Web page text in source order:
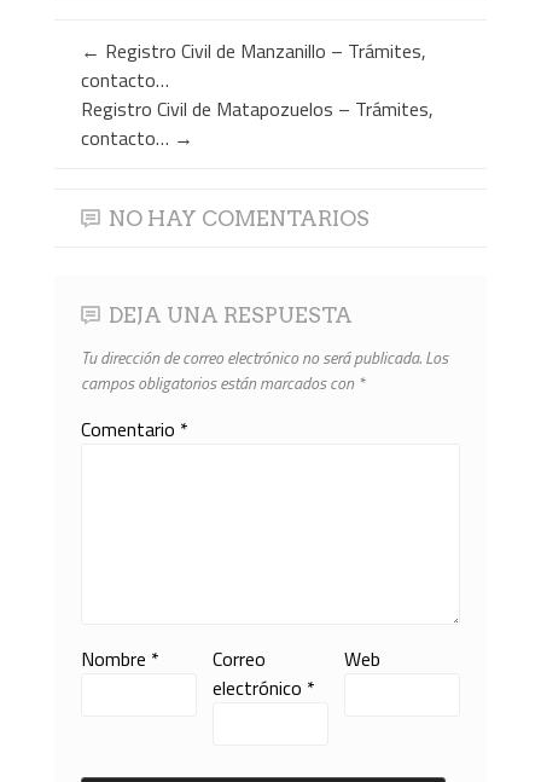
← Registro Civil de Manzanillo – Trámites,
contacto…
Registro Civil de Matapozuelos – Trámites,
contacto… →
NO HAY COMENTARIOS
DEJA UNA RESPUESTA
Tu dirección de correo electrónico no será publicada.Los
campos obligatorios están marcados con *
Comentario *
Nombre *
Correo
electrónico *
Web